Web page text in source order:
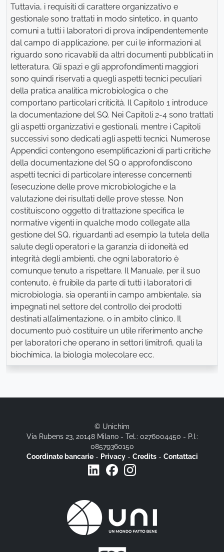
Tuttavia, i requisiti di carattere organizzativo e
gestionale sono trattati in modo sintetico, in quanto
comuni a tutti i laboratori di prova indipendentemente
dal campo di applicazione, per cui le informazioni al
riguardo sono ricavabili da altri documenti pubblicati in
letteratura. Gli spazi e gli approfondimenti maggiori
sono quindi riservati a quegli aspetti tecnici peculiari
della pratica analitica microbiologica o che
comportano particolari criticità. Il Capitolo 1 introduce
la documentazione del SQ. Nei Capitoli 2-4 sono trattati
gli aspetti organizzativi e gestionali, mentre i Capitoli
successivi sono dedicati agli aspetti tecnici. Numerose
Appendici contengono esemplificazioni di parti critiche
della documentazione del SQ o approfondiscono
aspetti tecnici di particolare interesse concernenti
l’esecuzione delle prove microbiologiche e la
valutazione dei risultati delle prove stesse. Non
costituiscono oggetto di trattazione specifica le
normative vigenti in qualche modo collegate alla
gestione del SQ, riguardanti ad esempio la tutela della
salute degli operatori e la garanzia di idoneità ed
integrità degli ambienti, che ogni laboratorio è
comunque tenuto a rispettare. Il Manuale, per il suo
contenuto, è fruibile da parte di tutti i laboratori di
microbiologia, sia operanti in campo ambientale, sia
impegnati nel settore del controllo dei prodotti
destinati all’alimentazione, o in ambito clinico. Il
documento può costituire un utile riferimento anche
per laboratori che operano in settori limitrofi, quali la
biochimica, la biologia molecolare ecc.
© Unichim
Via Rubens 23, 20148 Milano - Tel.: 0276004450 - P.I.:
08579360150
Coordinate bancarie- Privacy- Credits- Contattaci